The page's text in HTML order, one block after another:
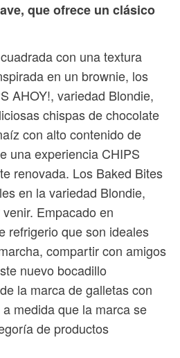
que ofrece un clásico
con una textura
en un brownie, los
AHOY!, variedad Blondie,
chispas de chocolate
con alto contenido de
una experiencia CHIPS
renovada. Los Baked Bites
en la variedad Blondie,
Empacado en
refrigerio que son ideales
compartir con amigos
nuevo bocadillo
la marca de galletas con
medida que la marca se
de productos